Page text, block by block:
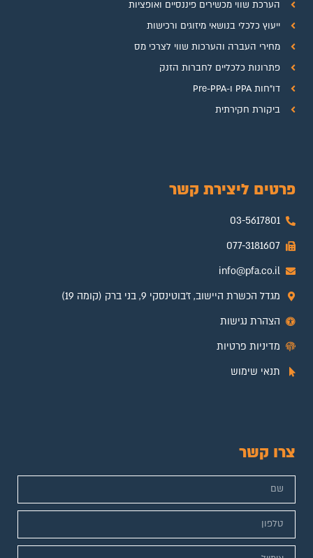
הערכת שווי מכשירים פיננסיים ואופציות
ייעוץ כלכלי בנושאי מיזוגים ורכישות
מחירי העברה והערכות שווי לצרכי מס
פתרונות כלכליים לחברות הזנק
דו"חות PPA ו-Pre-PPA
ביקורת חקירתית
פרטים ליצירת קשר
03-5617801
077-3181607
info@pfa.co.il
מגדל הכשרת היישוב, ז'בוטינסקי 9, בני ברק (קומה 19)
הצהרת נגישות
מדיניות פרטיות
תנאי שימוש
צרו קשר